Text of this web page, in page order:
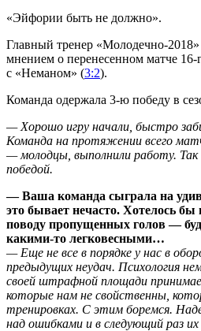
«Эйфории быть не должно».
Главный тренер «Молодечно-
мнением о перенесенном матче
с «Неманом» (3:2).
Команда одержала 3-ю победу в
— Хорошо игру начали, быстро
Команда на протяжении всего
— молодцы, выполнили работу. Так
победой.
— Ваша команда сыграла на
это бывает нечасто. Хотелось
поводу пропущенных голов —
какими-то легковесными…
— Еще не все в порядке у нас в
предыдущих неудач. Психология
своей штрафной площади
которые нам не свойственны,
тренировках. С этим боремся.
над ошибками и в следующий раз